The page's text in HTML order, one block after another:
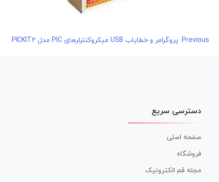
راهبری
Previous: پروگرامر و خطایاب USB میکروکنترلرهای PIC مدل PICKIT2
دسترسی سریع
صفحه اصلی
فروشگاه
مجله قم الکترونیک